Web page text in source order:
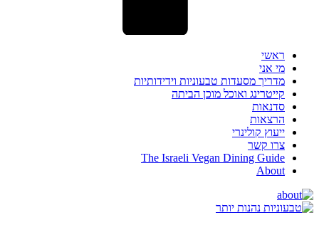
ראשי
מי אני
מדריך מסעדות טבעוניות וידידותיות
קייטרינג ואוכל מוכן הביתה
סדנאות
הרצאות
ייעוץ קולינרי
צרו קשר
The Israeli Vegan Dining Guide
About